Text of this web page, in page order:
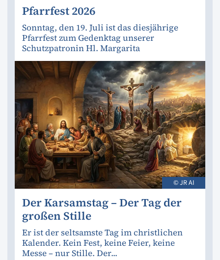
Pfarrfest 2026
Sonntag, den 19. Juli ist das diesjährige
Pfarrfest zum Gedenktag unserer
Schutzpatronin Hl. Margarita
© JR AI
Der Karsamstag – Der Tag der
großen Stille
Er ist der seltsamste Tag im christlichen
Kalender. Kein Fest, keine Feier, keine
Messe – nur Stille. Der...